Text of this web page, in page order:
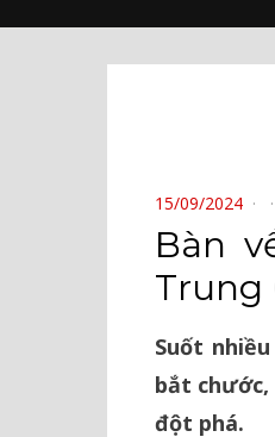
POSTED
ON
15/09/2024
Bàn
Trung
Suốt
bắt
đột phá.